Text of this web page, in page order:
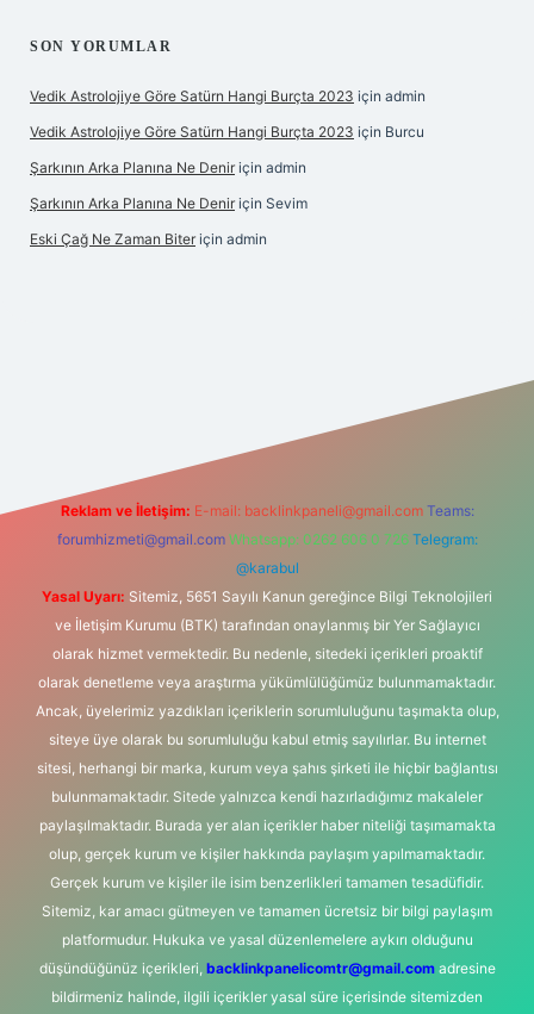
SON YORUMLAR
Vedik Astrolojiye Göre Satürn Hangi Burçta 2023 için admin
Vedik Astrolojiye Göre Satürn Hangi Burçta 2023 için Burcu
Şarkının Arka Planına Ne Denir için admin
Şarkının Arka Planına Ne Denir için Sevim
Eski Çağ Ne Zaman Biter için admin
Reklam ve İletişim: E-mail: backlinkpaneli@gmail.com Teams:
forumhizmeti@gmail.com Whatsapp: 0262 606 0 726 Telegram:
@karabul
Yasal Uyarı: Sitemiz, 5651 Sayılı Kanun gereğince Bilgi Teknolojileri
ve İletişim Kurumu (BTK) tarafından onaylanmış bir Yer Sağlayıcı
olarak hizmet vermektedir. Bu nedenle, sitedeki içerikleri proaktif
olarak denetleme veya araştırma yükümlülüğümüz bulunmamaktadır.
Ancak, üyelerimiz yazdıkları içeriklerin sorumluluğunu taşımakta olup,
siteye üye olarak bu sorumluluğu kabul etmiş sayılırlar. Bu internet
sitesi, herhangi bir marka, kurum veya şahıs şirketi ile hiçbir bağlantısı
bulunmamaktadır. Sitede yalnızca kendi hazırladığımız makaleler
paylaşılmaktadır. Burada yer alan içerikler haber niteliği taşımamakta
olup, gerçek kurum ve kişiler hakkında paylaşım yapılmamaktadır.
Gerçek kurum ve kişiler ile isim benzerlikleri tamamen tesadüfidir.
Sitemiz, kar amacı gütmeyen ve tamamen ücretsiz bir bilgi paylaşım
platformudur. Hukuka ve yasal düzenlemelere aykırı olduğunu
düşündüğünüz içerikleri, backlinkpanelicomtr@gmail.comadresine
bildirmeniz halinde, ilgili içerikler yasal süre içerisinde sitemizden